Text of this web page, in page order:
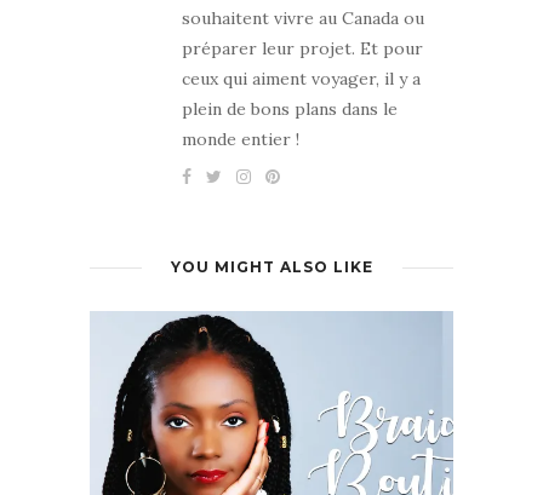
souhaitent vivre au Canada ou
préparer leur projet. Et pour
ceux qui aiment voyager, il y a
plein de bons plans dans le
monde entier !
YOU MIGHT ALSO LIKE